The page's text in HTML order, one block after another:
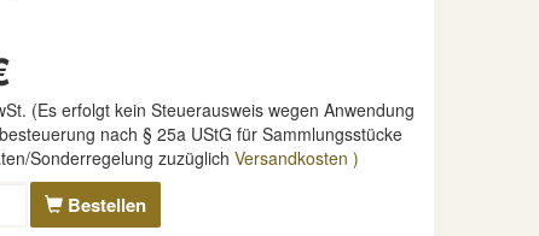
(Es erfolgt kein Steuerausweis wegen Anwendung
nach § 25a UStG für Sammlungsstücke
Sonderregelung zuzüglich Versandkosten )
Bestellen